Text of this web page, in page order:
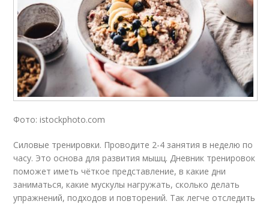
Фото: istockphoto.com
Силовые тренировки. Проводите 2-4 занятия в неделю по
часу. Это основа для развития мышц. Дневник тренировок
поможет иметь чёткое представление, в какие дни
заниматься, какие мускулы нагружать, сколько делать
упражнений, подходов и повторений. Так легче отследить